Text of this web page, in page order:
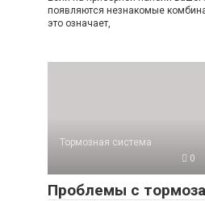
появляются незнакомые
это означает,
Тормозная система
0
Проблемы с